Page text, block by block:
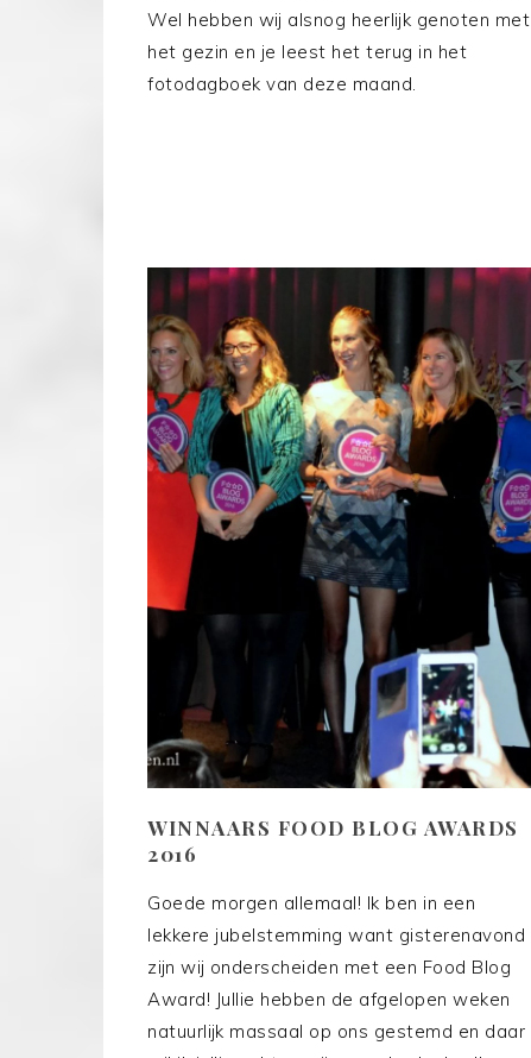
Wel hebben wij alsnog heerlijk genoten met
het gezin en je leest het terug in het
fotodagboek van deze maand.
WINNAARS FOOD BLOG AWARDS
2016
Goede morgen allemaal! Ik ben in een
lekkere jubelstemming want gisterenavond
zijn wij onderscheiden met een Food Blog
Award! Jullie hebben de afgelopen weken
natuurlijk massaal op ons gestemd en daar